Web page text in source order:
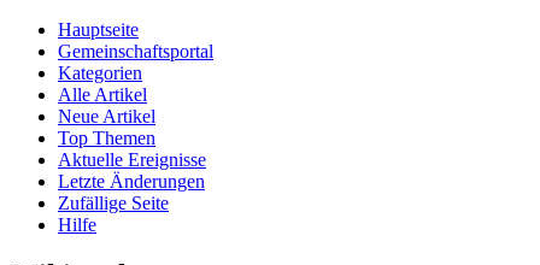
Hauptseite
Gemeinschaftsportal
Kategorien
Alle Artikel
Neue Artikel
Top Themen
Aktuelle Ereignisse
Letzte Änderungen
Zufällige Seite
Hilfe